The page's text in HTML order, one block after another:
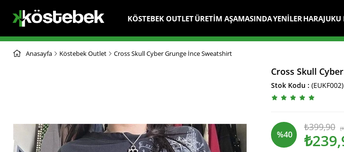
KÖSTEBEK OUTLETÜRETİM AŞAMASINDAYENİLER HARAJUKU
Anasayfa Köstebek Outlet Cross Skull Cyber Grunge İnce Sweatshirt
Cross Skull
Stok Kodu (EUKF002)
%40
₺399,90